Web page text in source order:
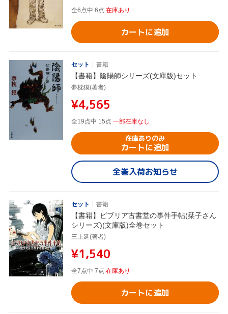
全6点中 6点 在庫あり
カートに追加
セット 書籍
【書籍】陰陽師シリーズ(文庫版)セット
夢枕獏(著者)
¥4,565
全19点中 15点 一部在庫なし
在庫ありのみ
カートに追加
全巻入荷お知らせ
セット 書籍
【書籍】ビブリア古書堂の事件手帖(栞子さん
シリーズ)(文庫版)全巻セット
三上延(著者)
¥1,540
全7点中 7点 在庫あり
カートに追加